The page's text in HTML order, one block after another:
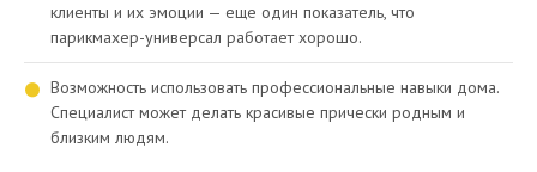
клиенты и их эмоции — еще один показатель, что
парикмахер-универсал работает хорошо.
Возможность использовать профессиональные навыки дома.
Специалист может делать красивые прически родным и
близким людям.